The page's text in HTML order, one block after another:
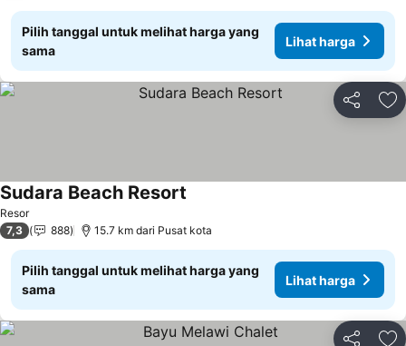
Pilih tanggal untuk melihat harga yang
sama
Lihat harga
Bagikan
Resor
Sudara Beach Resort
7,3 888 15.7 km dari Pusat kota
Pilih tanggal untuk melihat harga yang
sama
Lihat harga